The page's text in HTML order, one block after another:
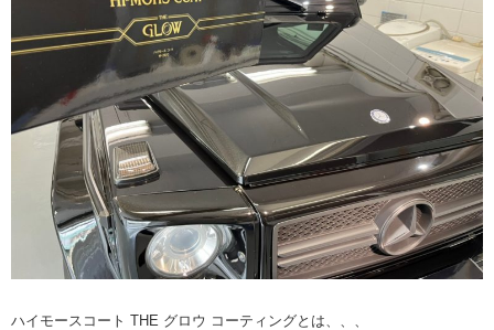
ハイモースコート THE グロウ コーティングとは、、、